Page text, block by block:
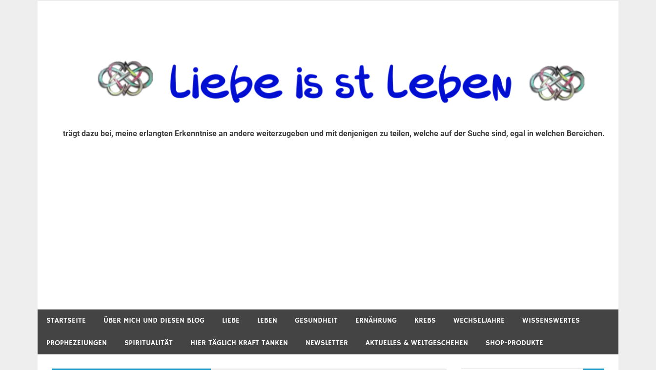
trägt dazu bei, meine erlangten Erkenntnise an andere weiterzugeben und mit denjenigen zu teilen, welche auf der Suche sind, egal in welchen Bereichen.
STARTSEITE ÜBER MICH UND DIESEN BLOG LIEBE LEBEN GESUNDHEIT ERNÄHRUNG KREBS WECHSELJAHRE WISSENSWERTES
PROPHEZEIUNGEN SPIRITUALITÄT HIER TÄGLICH KRAFT TANKEN NEWSLETTER AKTUELLES & WELTGESCHEHEN SHOP-PRODUKTE